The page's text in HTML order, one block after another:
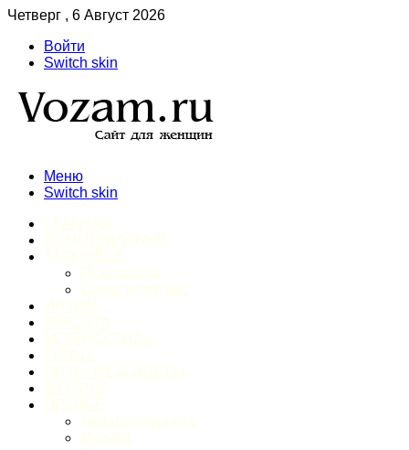
Четверг , 6 Август 2026
Войти
Switch skin
Меню
Switch skin